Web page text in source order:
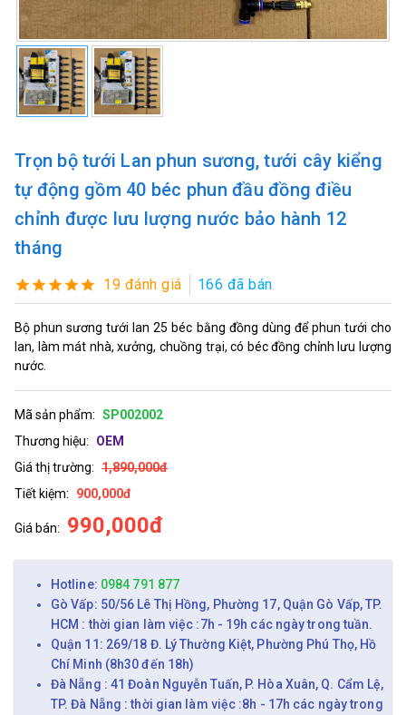
Trọn bộ tưới Lan phun sương, tưới cây kiểng
tự động gồm 40 béc phun đầu đồng điều
chỉnh được lưu lượng nước bảo hành 12
tháng
19 đánh giá 166 đã bán
Bộ phun sương tưới lan 25 béc bằng đồng dùng để phun tưới cho
lan, làm mát nhà, xưởng, chuồng trại, có béc đồng chỉnh lưu lượng
nước.
Mã sản phẩm: SP002002
Thương hiệu:
OEM
Giá thị trường: 1,890,000đ
Tiết kiệm:
900,000đ
Giá bán: 990,000đ
Hotline: 0984 791 877
Gò Vấp: 50/56 Lê Thị Hồng, Phường 17, Quận Gò Vấp, TP.
HCM : thời gian làm việc :7h - 19h các ngày trong tuần.
Quận 11: 269/18 Đ. Lý Thường Kiệt, Phường Phú Thọ, Hồ
Chí Minh (8h30 đến 18h)
Đà Nẵng : 41 Đoàn Nguyễn Tuấn, P. Hòa Xuân, Q. Cẩm Lệ,
TP. Đà Nẵng : thời gian làm việc :8h - 17h các ngày trong